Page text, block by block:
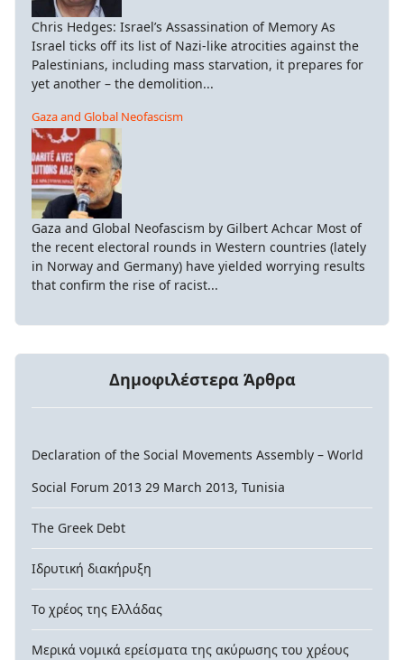
Chris Hedges: Israel’s Assassination of Memory As
Israel ticks off its list of Nazi-like atrocities against the
Palestinians, including mass starvation, it prepares for
yet another – the demolition...
Gaza and Global Neofascism
Gaza and Global Neofascism by Gilbert Achcar Most of
the recent electoral rounds in Western countries (lately
in Norway and Germany) have yielded worrying results
that confirm the rise of racist...
Δημοφιλέστερα Άρθρα
Declaration of the Social Movements Assembly – World
Social Forum 2013 29 March 2013, Tunisia
The Greek Debt
Ιδρυτική διακήρυξη
Το χρέος της Ελλάδας
Μερικά νομικά ερείσματα της ακύρωσης του χρέους